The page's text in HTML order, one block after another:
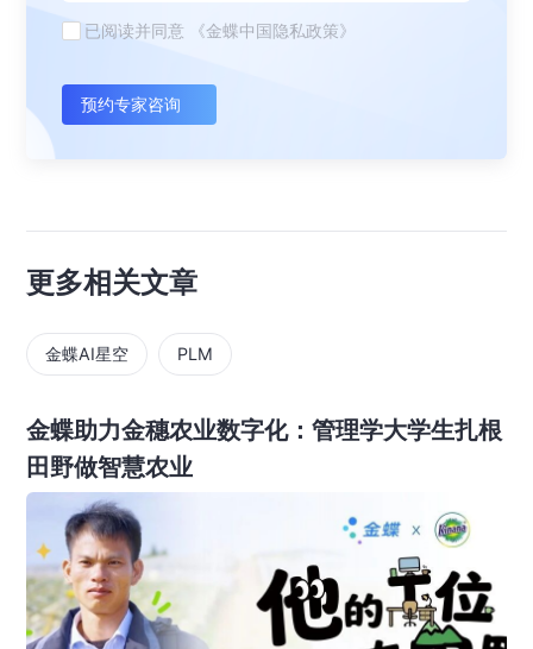
已阅读并同意 《金蝶中国隐私政策》
预约专家咨询
更多相关文章
金蝶AI星空 PLM
金蝶助力金穗农业数字化：管理学大学生扎根
田野做智慧农业